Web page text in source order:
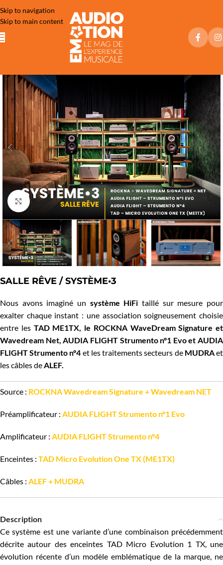
Skip to navigation
Skip to main content
Click to enlarge
SALLE RÊVE / SYSTÈME•3
Nous avons imaginé un système HiFi taillé sur mesure pour
exalter chaque instant : une association soigneusement choisie
entre les TAD ME1TX, le ROCKNA WaveDream Signature et
Wavedream Net, AUDIA FLIGHT Strumento nº1 Evo et AUDIA
FLIGHT Strumento nº4 et les traitements secteurs de MUDRAet
les câbles deALEF.
Source : ROCKNA Wavedream Signature + Wavedream NET
Préamplificateur : AUDIA FLIGHT Strumento nº1 Evo
Amplificateur : AUDIA FLIGHT Strumento nº4
Enceintes : TAD Micro Evolution One TX (ME1TX)
Câbles : ALEF + MUDRA
Description
Ce système est une variante d’une combinaison précédemment
décrite autour des enceintes TAD Micro Evolution 1 TX, une
évolution récente d’un modèle emblématique de la marque, ne